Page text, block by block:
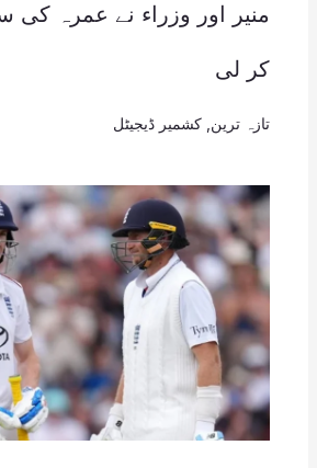
منیر اور وزراء نے عمرہ
کر لی
تازہ ترین کشمیر ڈیجیٹل